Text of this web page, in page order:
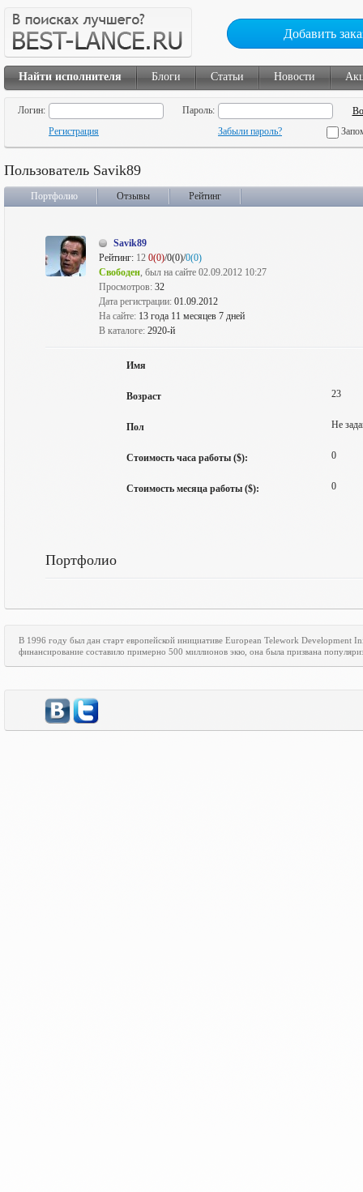
Добавить
Найти исполнителя Блоги Статьи Новости
Логин:
Пароль:
Регистрация
Забыли пароль?
Пользователь Savik89
Портфолио Отзывы Рейтинг
Savik89
Рейтинг: 12 0(0)/0(0)/0(0)
Свободен, был на сайте 02.09.2012 10:27
Просмотров: 32
Дата регистрации: 01.09.2012
На сайте: 13 года 11 месяцев 7 дней
В каталоге: 2920-й
Имя
Возраст 23
Пол Не
Стоимость часа работы ($): 0
Стоимость месяца работы ($): 0
Портфолио
В 1996 году был дан старт европейской инициативе European Telework Development
финансирование составило примерно 500 миллионов экю, она была призвана